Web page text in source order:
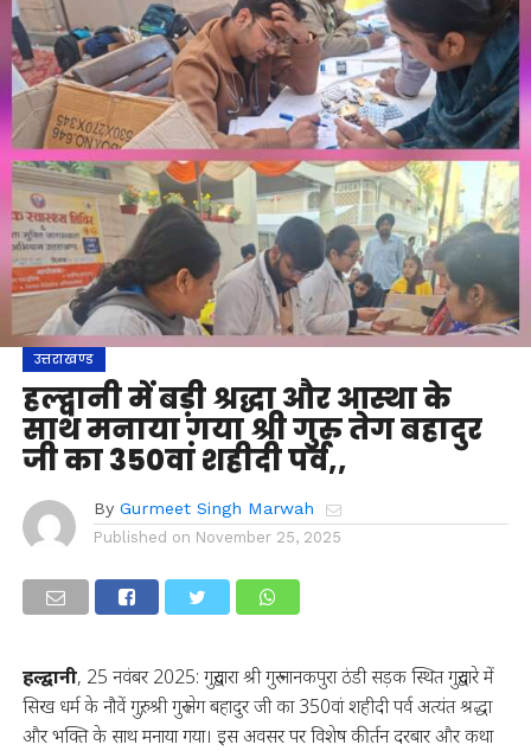
उत्तराखण्ड
हल्द्वानी में बड़ी श्रद्धा और आस्था के
साथ मनाया गया श्री गुरु तेग बहादुर
जी का 350वां शहीदी पर्व,,
By Gurmeet Singh Marwah
Published on November 25, 2025
हल्द्वानी, 25 नवंबर 2025: गुरुद्वारा श्री गुरु नानकपुरा ठंडी सड़क स्थित गुरुद्वारे में
सिख धर्म के नौवें गुरु, श्री गुरु तेग बहादुर जी का 350वां शहीदी पर्व अत्यंत श्रद्धा
और भक्ति के साथ मनाया गया। इस अवसर पर विशेष कीर्तन दरबार और कथा